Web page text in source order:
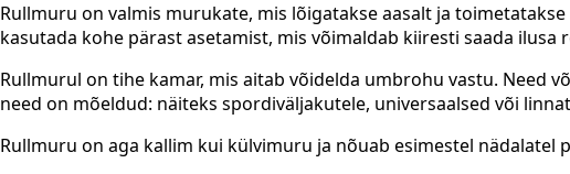
Rullmuru on valmis murukate, mis lõigatakse aasalt ja
kasutada kohe pärast asetamist, mis võimaldab kiiresti saada ilusa
Rullmurul on tihe kamar, mis aitab võidelda umbrohu vastu. Need
need on mõeldud: näiteks spordiväljakutele, universaalsed või
Rullmuru on aga kallim kui külvimuru ja nõuab esimestel nädalatel